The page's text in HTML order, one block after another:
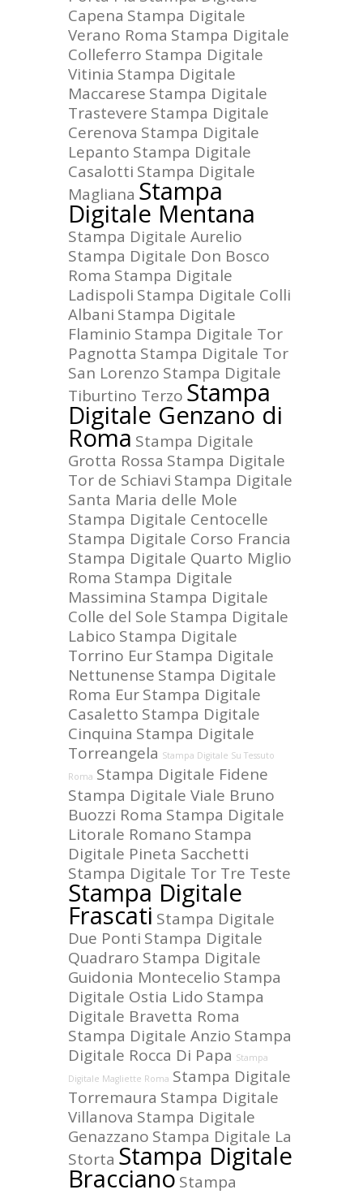
Capena Stampa Digitale
Verano Roma Stampa Digitale
Colleferro Stampa Digitale
Vitinia Stampa Digitale
Maccarese Stampa Digitale
Trastevere Stampa Digitale
Cerenova Stampa Digitale
Lepanto Stampa Digitale
Casalotti Stampa Digitale
Magliana Stampa
Digitale Mentana
Stampa Digitale Aurelio
Stampa Digitale Don Bosco
Roma Stampa Digitale
Ladispoli Stampa Digitale Colli
Albani Stampa Digitale
Flaminio Stampa Digitale Tor
Pagnotta Stampa Digitale Tor
San Lorenzo Stampa Digitale
Tiburtino Terzo Stampa
Digitale Genzano di
Roma Stampa Digitale
Grotta Rossa Stampa Digitale
Tor de Schiavi Stampa Digitale
Santa Maria delle Mole
Stampa Digitale Centocelle
Stampa Digitale Corso Francia
Stampa Digitale Quarto Miglio
Roma Stampa Digitale
Massimina Stampa Digitale
Colle del Sole Stampa Digitale
Labico Stampa Digitale
Torrino EurStampa Digitale
Nettunense Stampa Digitale
Roma EurStampa Digitale
Casaletto Stampa Digitale
Cinquina Stampa Digitale
Torreangela Stampa Digitale Su Tessuto
Roma Stampa Digitale Fidene
Stampa Digitale Viale Bruno
Buozzi Roma Stampa Digitale
Litorale Romano Stampa
Digitale Pineta Sacchetti
Stampa Digitale Tor Tre Teste
Stampa Digitale
Frascati Stampa Digitale
Due Ponti Stampa Digitale
Quadraro Stampa Digitale
Guidonia Montecelio Stampa
Digitale Ostia Lido Stampa
Digitale Bravetta Roma
Stampa Digitale Anzio Stampa
Digitale Rocca Di Papa Stampa
Digitale Magliette Roma Stampa Digitale
Torremaura Stampa Digitale
Villanova Stampa Digitale
Genazzano Stampa Digitale La
Storta Stampa Digitale
Bracciano Stampa